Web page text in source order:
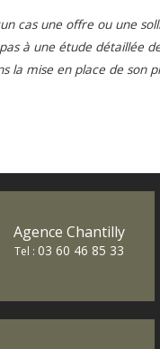
cas une offre ou une
à une étude détaillée
la mise en place de son
Agence Chantilly
Tel :03 60 46 85 33